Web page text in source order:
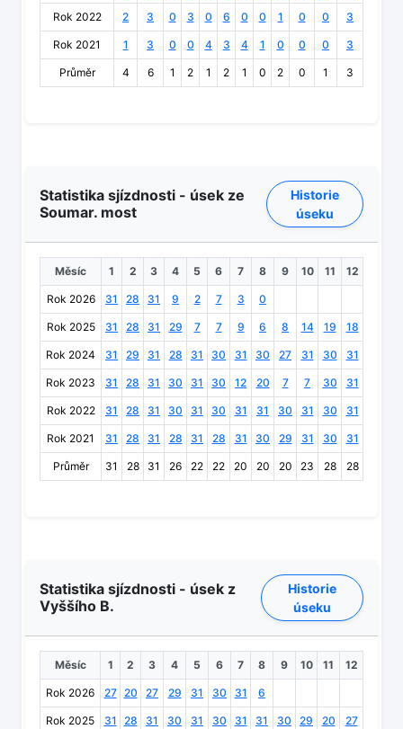
Rok 2022 2 3 0 3 0 6 0 0 1 0 0 3
Rok 2021 1 3 0 0 4 3 4 1 0 0 0 3
Průměr 4 6 1 2 1 2 1 0 2 0 1 3
Statistika sjízdnosti - úsek ze
Soumar. most
Historie
úseku
Měsíc 1 2 3 4 5 6 7 8 9 10 11 12
Rok 2026 31 28 31 9 2 7 3 0
Rok 2025 31 28 31 29 7 7 9 6 8 14 19 18
Rok 2024 31 29 31 28 31 30 31 30 27 31 30 31
Rok 2023 31 28 31 30 31 30 12 20 7 7 30 31
Rok 2022 31 28 31 30 31 30 31 31 30 31 30 31
Rok 2021 31 28 31 28 31 28 31 30 29 31 30 31
Průměr 31 28 31 26 22 22 20 20 20 23 28 28
Statistika sjízdnosti - úsek z
Vyššího B.
Historie
úseku
Měsíc 1 2 3 4 5 6 7 8 9 10 11 12
Rok 2026 27 20 27 29 31 30 31 6
Rok 2025 31 28 31 30 31 30 31 31 30 29 20 27